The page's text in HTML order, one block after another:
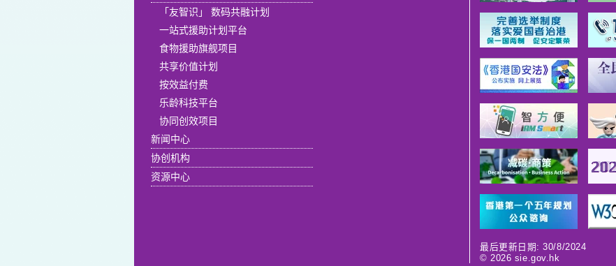
「友智识」 数码共融计划
一站式援助计划平台
食物援助旗舰项目
共享价值计划
按效益付费
乐龄科技平台
协同创效项目
新闻中心
协创机构
资源中心
最后更新日期: 30/8/2024
©2026 sie.gov.hk